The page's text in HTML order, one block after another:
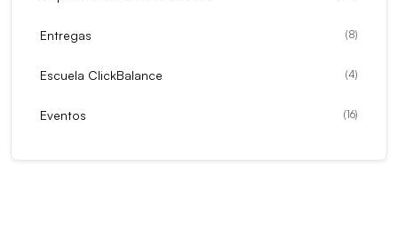
Entregas (8)
Escuela ClickBalance (4)
Eventos (16)